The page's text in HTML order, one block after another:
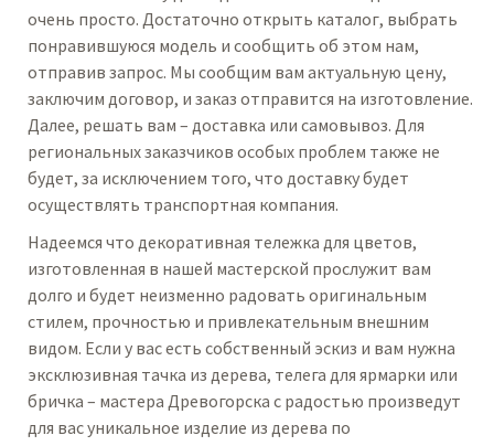
очень просто. Достаточно открыть каталог, выбрать
понравившуюся модель и сообщить об этом нам,
отправив запрос. Мы сообщим вам актуальную цену,
заключим договор, и заказ отправится на изготовление.
Далее, решать вам – доставка или самовывоз. Для
региональных заказчиков особых проблем также не
будет, за исключением того, что доставку будет
осуществлять транспортная компания.
Надеемся что декоративная тележка для цветов,
изготовленная в нашей мастерской прослужит вам
долго и будет неизменно радовать оригинальным
стилем, прочностью и привлекательным внешним
видом. Если у вас есть собственный эскиз и вам нужна
эксклюзивная тачка из дерева, телега для ярмарки или
бричка – мастера Древогорска с радостью произведут
для вас уникальное изделие из дерева по